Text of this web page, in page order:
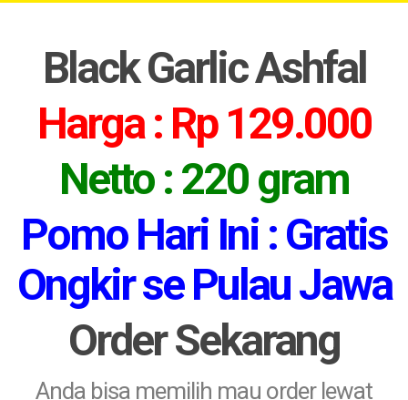
Black Garlic Ashfal
Harga : Rp 129.000
Netto : 220 gram
Pomo Hari Ini : Gratis
Ongkir se Pulau Jawa
Order Sekarang
Anda bisa memilih mau order lewat